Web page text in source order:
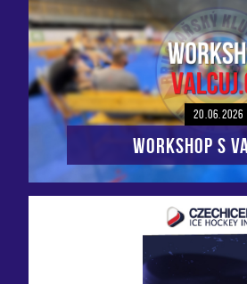
20.06.2026
Workshop s